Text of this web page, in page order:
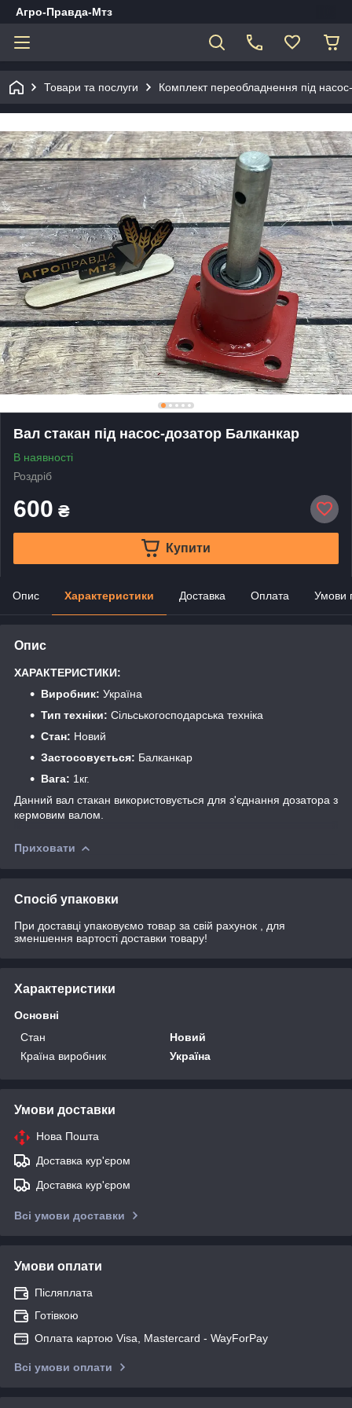
Агро-Правда-Мтз
Товари та послуги Комплект переобладнення під
Вал стакан під насос-дозатор Балканкар
В наявності
Роздріб
600 ₴
Купити
Опис Характеристики Доставка Оплата Умови
Опис
ХАРАКТЕРИСТИКИ:
Виробник: Україна
Тип техніки: Сільськогосподарська техніка
Стан: Новий
Застосовується: Балканкар
Вага: 1кг.
Данний вал стакан використовується для з'єднання дозатора з
кермовим валом.
Приховати
Спосіб упаковки
При доставці упаковуємо товар за свій рахунок , для
зменшення вартості доставки товару!
Характеристики
Основні
Стан
Новий
Країна виробник
Україна
Умови доставки
Нова Пошта
Доставка кур'єром
Доставка кур'єром
Всі умови доставки
Умови оплати
Післяплата
Готівкою
Оплата картою Visa, Mastercard - WayForPay
Всі умови оплати